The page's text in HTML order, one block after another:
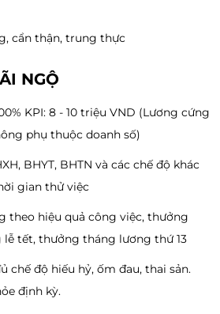
cẩn thận, trung thực
NGỘ
KPI: 8 - 10 triệu VND (Lương cứng
phụ thuộc doanh số)
BHYT, BHTN và các chế độ khác
gian thử việc
theo hiệu quả công việc, thưởng
tết, thưởng tháng lương thứ 13
chế độ hiếu hỷ, ốm đau, thai sản.
định kỳ.